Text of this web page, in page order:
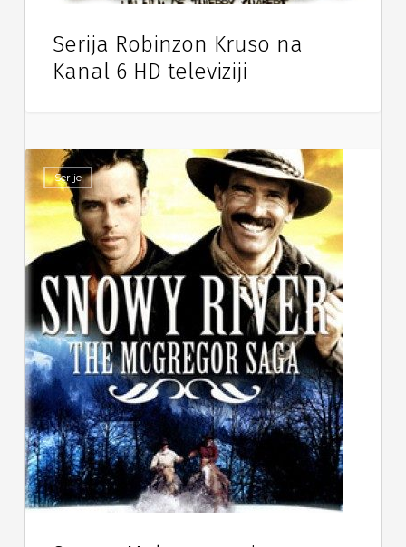
Serija Robinzon Kruso na
Kanal 6 HD televiziji
Serije